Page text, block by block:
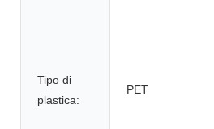
Tipo di
plastica:
PET